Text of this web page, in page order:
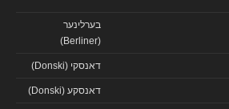
בערלינער
(Berliner)
דאנסקי (Donski)
דאנסקע (Donski)